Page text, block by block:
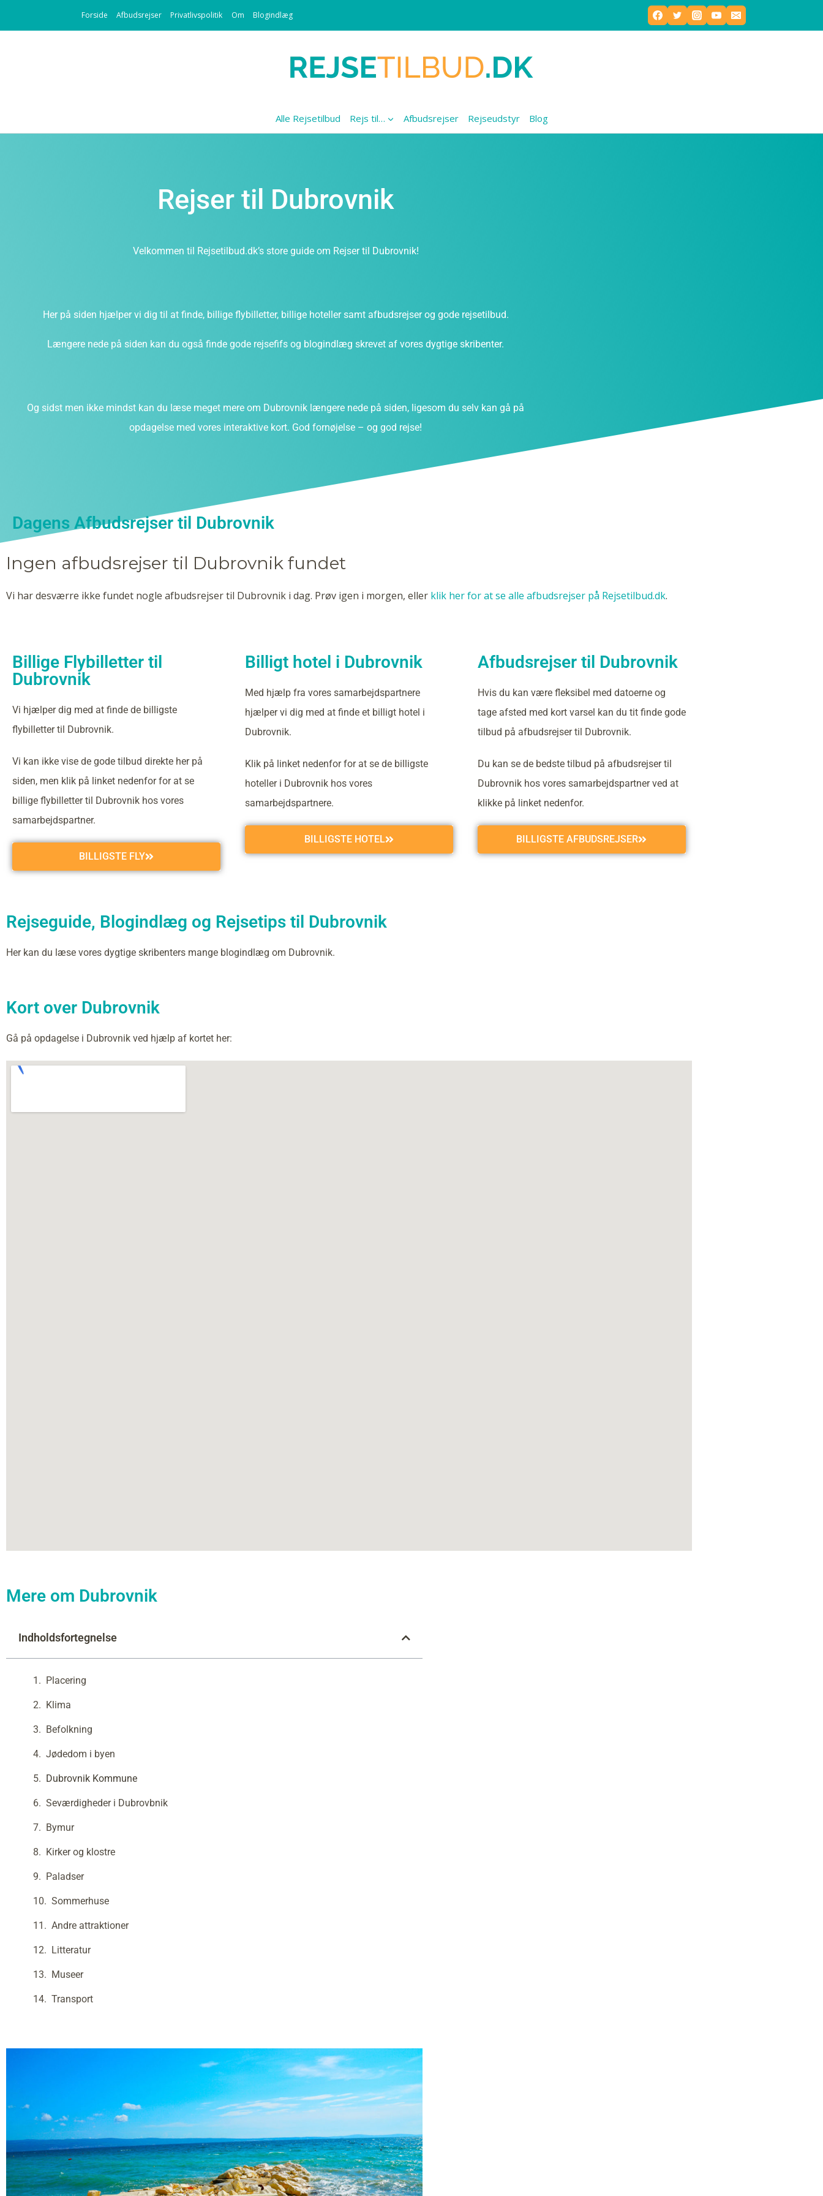
Forside Afbudsrejser Privatlivspolitik Om Blogindlæg
Alle Rejsetilbud Rejs til… Afbudsrejser Rejseudstyr Blog
Rejser til Dubrovnik
Velkommen til Rejsetilbud.dk’s store guide om Rejser til Dubrovnik!
Her på siden hjælper vi dig til at finde, billige flybilletter, billige hoteller samt afbudsrejser og gode rejsetilbud.
Længere nede på siden kan du også finde gode rejsefifs og blogindlæg skrevet af vores dygtige skribenter.
Og sidst men ikke mindst kan du læse meget mere om Dubrovnik længere nede på siden, ligesom du selv kan gå på
opdagelse med vores interaktive kort. God fornøjelse – og god rejse!
Dagens Afbudsrejser til Dubrovnik
Ingen afbudsrejser til Dubrovnik fundet
Vi har desværre ikke fundet nogle afbudsrejser til Dubrovnik i dag. Prøv igen i morgen, eller klik her for at se alle afbudsrejser på Rejsetilbud.dk.
Billige Flybilletter til
Dubrovnik
Vi hjælper dig med at finde de billigste
flybilletter til Dubrovnik.
Vi kan ikke vise de gode tilbud direkte her på
siden, men klik på linket nedenfor for at se
billige flybilletter til Dubrovnik hos vores
samarbejdspartner.
BILLIGSTE FLY
Billigt hotel i Dubrovnik
Med hjælp fra vores samarbejdspartnere
hjælper vi dig med at finde et billigt hotel i
Dubrovnik.
Klik på linket nedenfor for at se de billigste
hoteller i Dubrovnik hos vores
samarbejdspartnere.
BILLIGSTE HOTEL
Afbudsrejser til Dubrovnik
Hvis du kan være fleksibel med datoerne og
tage afsted med kort varsel kan du tit finde gode
tilbud på afbudsrejser til Dubrovnik.
Du kan se de bedste tilbud på afbudsrejser til
Dubrovnik hos vores samarbejdspartner ved at
klikke på linket nedenfor.
BILLIGSTE AFBUDSREJSER
Rejseguide, Blogindlæg og Rejsetips til Dubrovnik
Her kan du læse vores dygtige skribenters mange blogindlæg om Dubrovnik.
Kort over Dubrovnik
Gå på opdagelse i Dubrovnik ved hjælp af kortet her:
Mere om Dubrovnik
Indholdsfortegnelse
Placering
Klima
Befolkning
Jødedom i byen
Dubrovnik Kommune
Seværdigheder i Dubrovbnik
Bymur
Kirker og klostre
Paladser
Sommerhuse
Andre attraktioner
Litteratur
Museer
Transport